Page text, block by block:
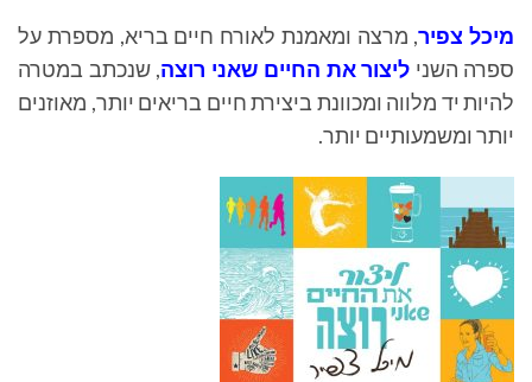
מיכל צפיר, מרצה ומאמנת לאורח חיים בריא, מספרת על
ספרה השני ליצור את החיים שאני רוצה, שנכתב במטרה
להיות יד מלווה ומכוונת ביצירת חיים בריאים יותר, מאוזנים
יותר ומשמעותיים יותר.